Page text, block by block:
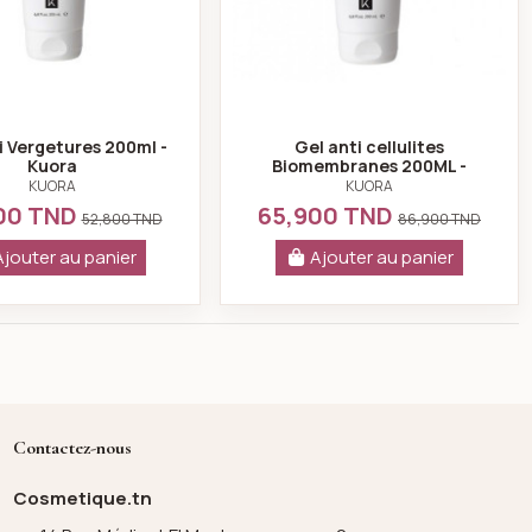
2ml*4
C + rétinol 50ml + Flash Ampoules Lifting Immédiat
Vergetures 200ml -
Kuora
KUORA
TND52,800 TND
au panier
Gel anti cellulites
Biomembranes 200ML -
Kuora
KUORA
65,900 TND 86,900 TND
Ajouter au panier
Contactez-nous
Cosmetique.tn